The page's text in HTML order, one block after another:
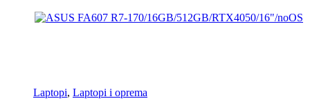
Laptopi, Laptopi i oprema